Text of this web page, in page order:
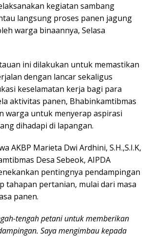
kegiatan sambang
langsung proses panen jagung
warga binaannya, Selasa
ini dilakukan untuk memastikan
dengan lancar sekaligus
keselamatan kerja bagi para
aktivitas panen, Bhabinkamtibmas
warga untuk menyerap aspirasi
dihadapi di lapangan.
AKBP Marieta Dwi Ardhini, S.H.,S.I.K,
Desa Sebeok, AIPDA
pentingnya pendampingan
tahapan pertanian, mulai dari masa
panen.
tengah petani untuk memberikan
Saya mengimbau kepada